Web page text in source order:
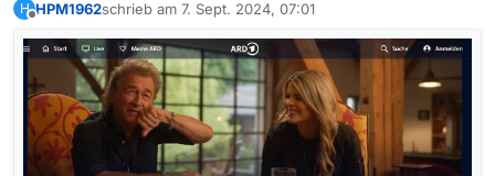
H HPM1962schrieb am 7. Sept. 2024, 07:01
zuletzt editiert von